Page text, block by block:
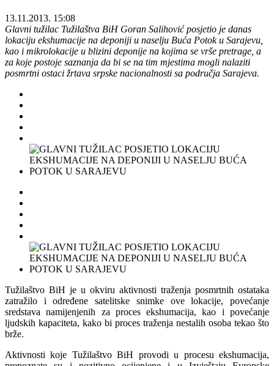
13.11.2013. 15:08
Glavni tužilac Tužilaštva BiH Goran Salihović posjetio je danas
lokaciju ekshumacije na deponiji u naselju Buća Potok u Sarajevu,
kao i mikrolokacije u blizini deponije na kojima se vrše pretrage, a
za koje postoje saznanja da bi se na tim mjestima mogli nalaziti
posmrtni ostaci žrtava srpske nacionalnosti sa područja Sarajeva.
Tužilaštvo BiH je u okviru aktivnosti traženja posmrtnih ostataka
zatražilo i određene satelitske snimke ove lokacije, povećanje
sredstava namijenjenih za proces ekshumacija, kao i povećanje
ljudskih kapaciteta, kako bi proces traženja nestalih osoba tekao što
brže.
Aktivnosti koje Tužilaštvo BiH provodi u procesu ekshumacija,